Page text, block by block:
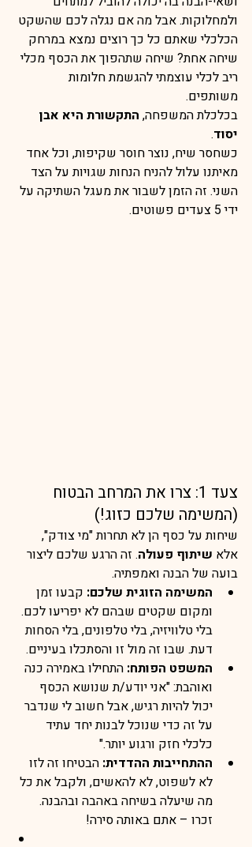
ולמחלוקות. אבל מה אם נגלה לכם שהשקט
הכלכלי שאתם כל כך רוצים נמצא במרחק
שיחה אחת? שיחה שתהפוך את הכסף מכלי
ריב לכלי עוצמתי להגשמת חלומות
משותפים.
בכלכלת המשפחה, התקשורת היא אבן
יסוד.
כשחסר שיח, נוצר חוסר שקיפות, וכל אחד
מאיתנו עלול להניח הנחות שגויות על הצד
השני. זה הזמן לשבור את מעגל השתיקה על
ידי 5 צעדים פשוטים.
צעד 1: צרו את המרחב הבטוח
(המשימה שלכם כזוג!)
שיחות על כסף הן לא תחרות "מי צודק",
אלא שיתוף פעולה. זה הרגע שלכם ליצור
בועה של הבנה ואמפתיה.
המשימה הזוגית שלכם: קבעו זמן
ומקום שקטים שבהם לא יפריעו לכם.
בלי טלוויזיה, בלי טלפונים, בלי הסחות
דעת. שבו זה מול זו והסתכלו בעיניים.
המשפט הפותח: התחילו באמירה כנה
ואוהבת: "אני יודע/ת שנושא הכסף
יכול להיות רגיש, אבל חשוב לי שנדבר
על זה כדי שנוכל לבנות יחד עתיד
כלכלי חזק ורגוע יותר."
ההתחייבות ההדדית: הבטיחו זה לזו
לא לשפוט, לא להאשים, ולקבל את כל
מה שיעלה בשיחה באהבה ובהבנה.
זכרו – אתם באותה סירה!